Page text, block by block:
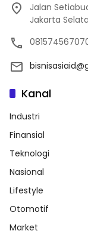
Jalan
Jakarta
Kanal
Industri
Finansial
Teknologi
Nasional
Lifestyle
Otomotif
Market